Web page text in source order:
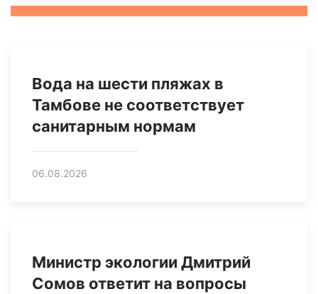
Вода на шести пляжах в
Тамбове не соответствует
санитарным нормам
06.08.2026
Министр экологии Дмитрий
Сомов ответит на вопросы